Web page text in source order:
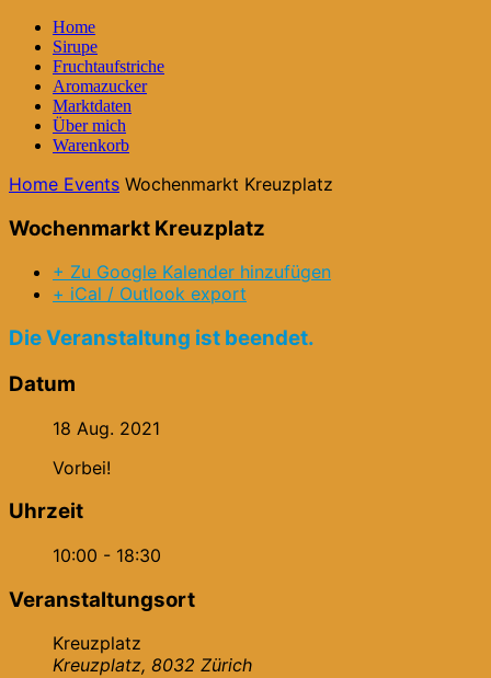
Home
Sirupe
Fruchtaufstriche
Aromazucker
Marktdaten
Über mich
Warenkorb
Home Events Wochenmarkt Kreuzplatz
Wochenmarkt Kreuzplatz
+ Zu Google Kalender hinzufügen
+ iCal / Outlook export
Die Veranstaltung ist beendet.
Datum
18 Aug. 2021
Vorbei!
Uhrzeit
10:00 - 18:30
Veranstaltungsort
Kreuzplatz
Kreuzplatz, 8032 Zürich